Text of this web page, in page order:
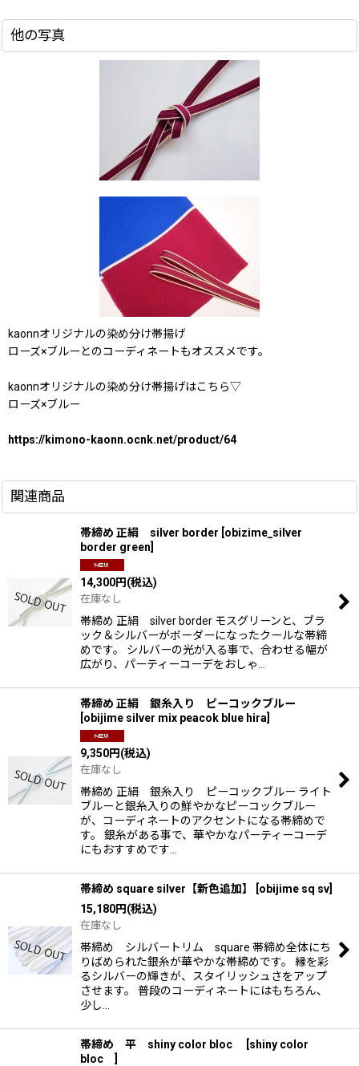
他の写真
kaonnオリジナルの染め分け帯揚げ
ローズ×ブルーとのコーディネートもオススメです。
kaonnオリジナルの染め分け帯揚げはこちら▽
ローズ×ブルー
https://kimono-kaonn.ocnk.net/product/64
関連商品
帯締め 正絹 silver border obizime_silver
border green
14,300円(税込)
在庫なし
帯締め 正絹 silver border モスグリーンと、ブラ
ック＆シルバーがボーダーになったクールな帯締
めです。 シルバーの光が入る事で、合わせる幅が
広がり、パーティーコーデをおしゃ…
帯締め 正絹 銀糸入り ピーコックブルー
obijime silver mix peacok blue hira
9,350円(税込)
在庫なし
帯締め 正絹 銀糸入り ピーコックブルー ライト
ブルーと銀糸入りの鮮やかなピーコックブルー
が、コーディネートのアクセントになる帯締めで
す。 銀糸がある事で、華やかなパーティーコーデ
にもおすすめです…
帯締め square silver【新色追加】 obijime sq sv
15,180円(税込)
在庫なし
帯締め シルバートリム square 帯締め全体にち
りばめられた銀糸が華やかな帯締めです。 縁を彩
るシルバーの輝きが、スタイリッシュさをアップ
させます。 普段のコーディネートにはもちろん、
少し…
帯締め 平 shiny color bloc
shiny color
bloc